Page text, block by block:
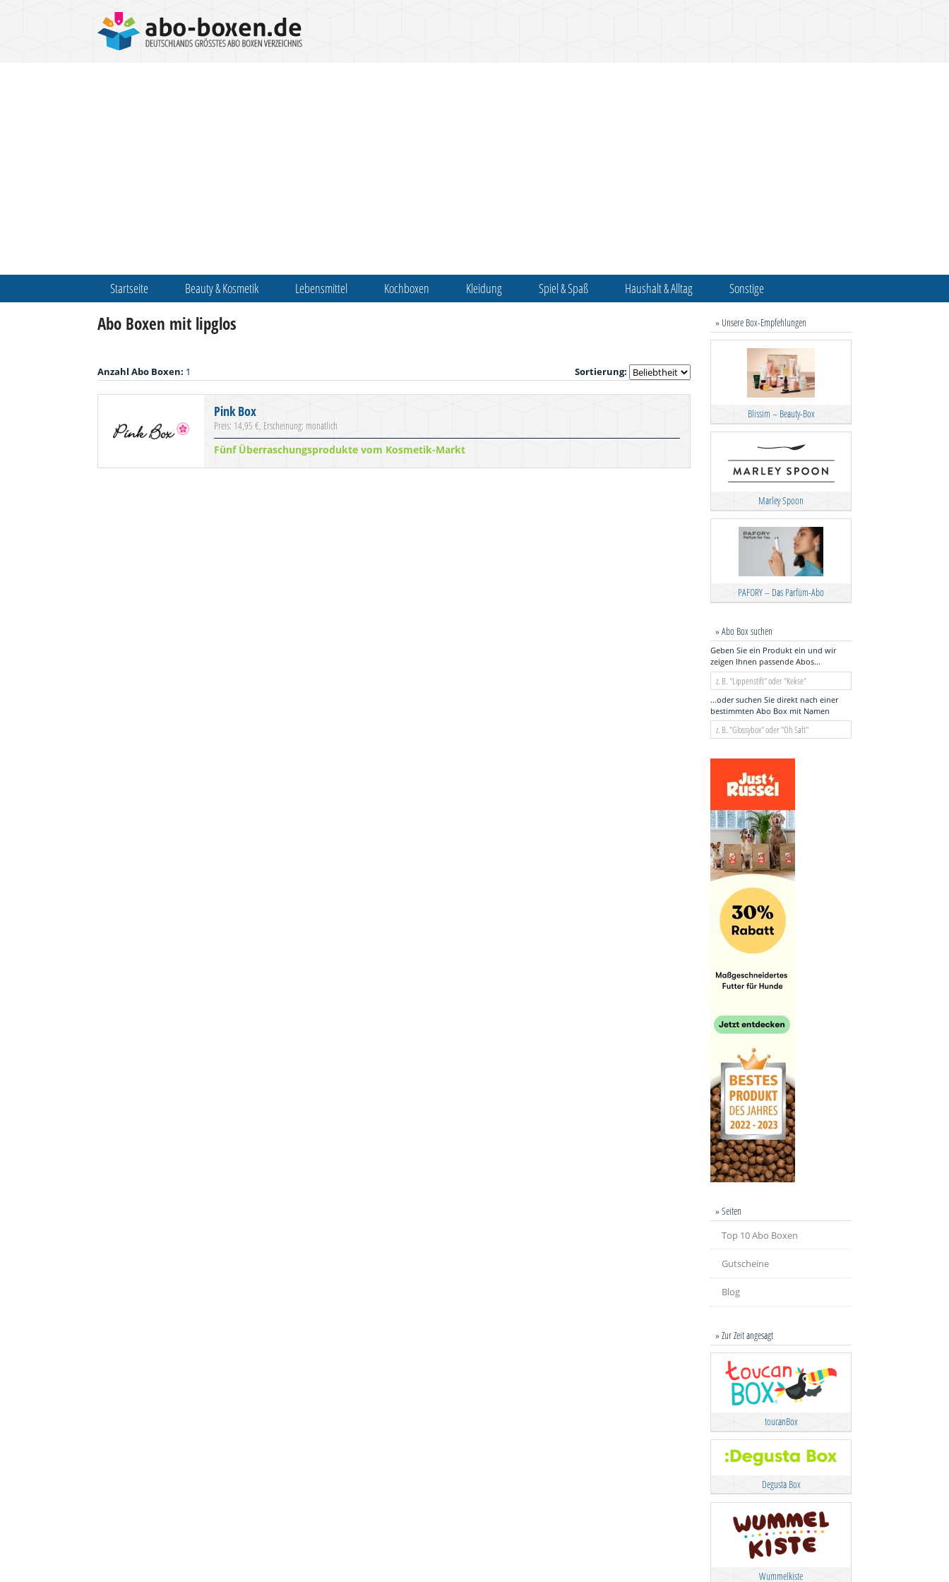
Startseite Beauty & Kosmetik Lebensmittel Kochboxen Kleidung Spiel & Spaß Haushalt & Alltag Sonstige
Abo Boxen mit lipglos
Anzahl Abo Boxen: 1 Sortierung:
Pink Box
Preis: 14,95 €, Erscheinung: monatlich
Fünf Überraschungsprodukte vom Kosmetik-Markt
» Unsere Box-Empfehlungen
Blissim – Beauty-Box
Marley Spoon
PAFORY – Das Parfüm-Abo
» Abo Box suchen
Geben Sie ein Produkt ein und wir
zeigen Ihnen passende Abos...
...oder suchen Sie direkt nach einer
bestimmten Abo Box mit Namen
» Seiten
Top 10 Abo Boxen
Gutscheine
Blog
» Zur Zeit angesagt
toucanBox
Degusta Box
Wummelkiste